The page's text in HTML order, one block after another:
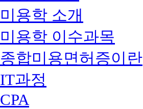
미용학 소개
미용학 이수과목
종합미용면허증이란
IT과정
CPA